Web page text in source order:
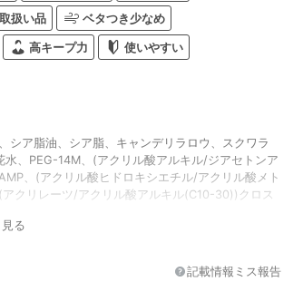
扱い品 ベタつき少なめ
高キープ力 使いやすい
シア脂油、シア脂、キャンデリラロウ、スクワラ
水、PEG-14M、(アクリル酸アルキル/ジアセトンア
、(アクリル酸ヒドロキシエチル/アクリル酸メト
クリレーツ/アクリル酸アルキル(C10-30))クロス
PPG-4セテス-20、PPG-8セテス-20、セテス-10、
る
記載情報ミス報告